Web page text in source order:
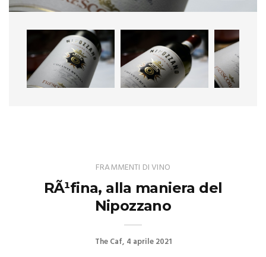
FRAMMENTI DI VINO
RÃ¹fina, alla maniera del
Nipozzano
The Caf 4 aprile 2021